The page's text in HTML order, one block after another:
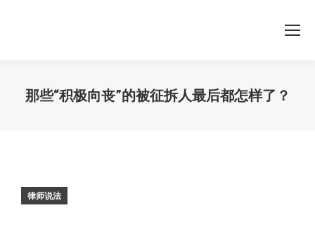
那些“积极向丧”的被征拆人最后都怎样了？
律师说法